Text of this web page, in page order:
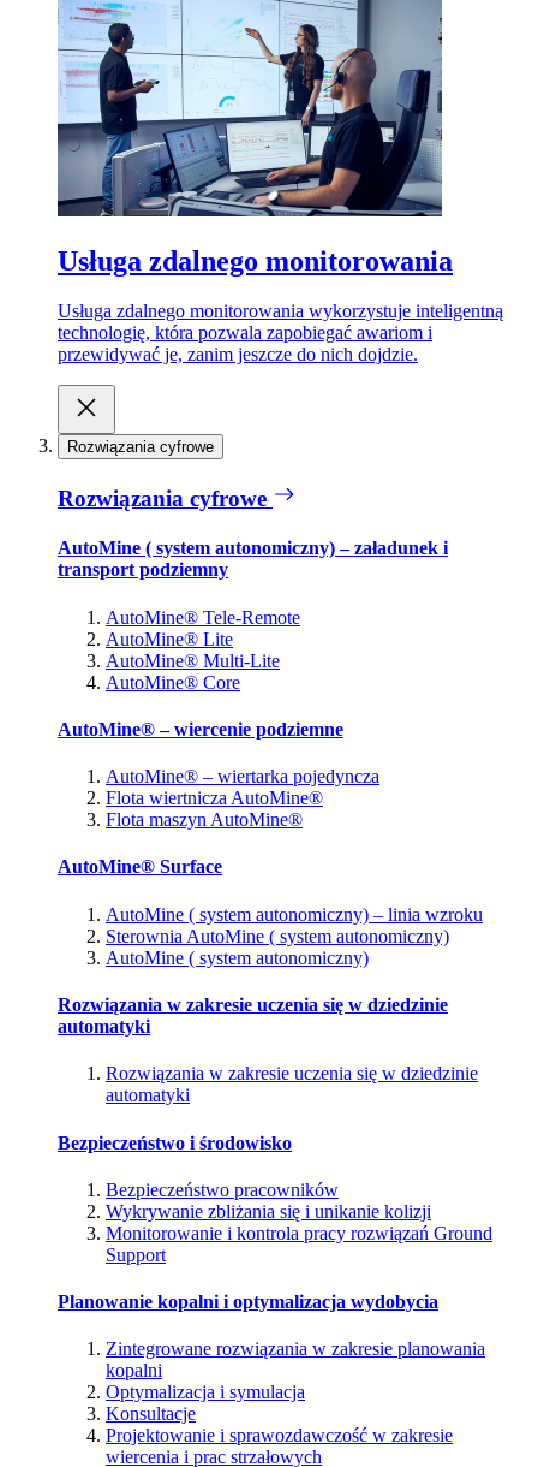
Usługa zdalnego monitorowania
Usługa zdalnego monitorowania wykorzystuje inteligentną
technologię, która pozwala zapobiegać awariom i
przewidywać je, zanim jeszcze do nich dojdzie.
Rozwiązania cyfrowe
Rozwiązania cyfrowe
AutoMine ( system autonomiczny) – załadunek i
transport podziemny
AutoMine® Tele-Remote
AutoMine® Lite
AutoMine® Multi-Lite
AutoMine® Core
AutoMine® – wiercenie podziemne
AutoMine® – wiertarka pojedyncza
Flota wiertnicza AutoMine®
Flota maszyn AutoMine®
AutoMine® Surface
AutoMine ( system autonomiczny) – linia wzroku
Sterownia AutoMine ( system autonomiczny)
AutoMine ( system autonomiczny)
Rozwiązania w zakresie uczenia się w dziedzinie
automatyki
Rozwiązania w zakresie uczenia się w dziedzinie
automatyki
Bezpieczeństwo i środowisko
Bezpieczeństwo pracowników
Wykrywanie zbliżania się i unikanie kolizji
Monitorowanie i kontrola pracy rozwiązań Ground
Support
Planowanie kopalni i optymalizacja wydobycia
Zintegrowane rozwiązania w zakresie planowania
kopalni
Optymalizacja i symulacja
Konsultacje
Projektowanie i sprawozdawczość w zakresie
wiercenia i prac strzałowych